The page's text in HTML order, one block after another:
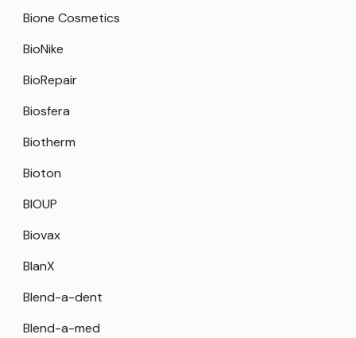
Bione Cosmetics
BioNike
BioRepair
Biosfera
Biotherm
Bioton
BIOUP
Biovax
BlanX
Blend-a-dent
Blend-a-med